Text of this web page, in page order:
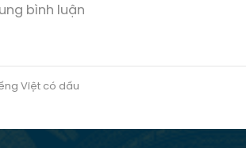
Việt có dấu